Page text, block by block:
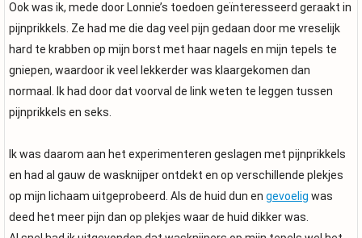
Ook was ik, mede door Lonnie’s toedoen geïnteresseerd geraakt in
pijnprikkels. Ze had me die dag veel pijn gedaan door me vreselijk
hard te krabben op mijn borst met haar nagels en mijn tepels te
gniepen, waardoor ik veel lekkerder was klaargekomen dan
normaal. Ik had door dat voorval de link weten te leggen tussen
pijnprikkels en seks.
Ik was daarom aan het experimenteren geslagen met pijnprikkels
en had al gauw de wasknijper ontdekt en op verschillende plekjes
op mijn lichaam uitgeprobeerd. Als de huid dun en gevoelig was
deed het meer pijn dan op plekjes waar de huid dikker was.